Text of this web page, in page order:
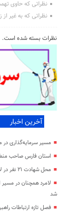
نظراتی که حاوی
نظراتی که به غیر
نظرات بسته شده است.
آخرین اخبار
مسیر سرمایه‌گذاری
استان فارس صاحب
محل شهادت ۲۱ نفر در لامرد در مسیر ثبت ملی قرار گرفت
لامرد همچنان در
شد
فصل تازه ارتباطات